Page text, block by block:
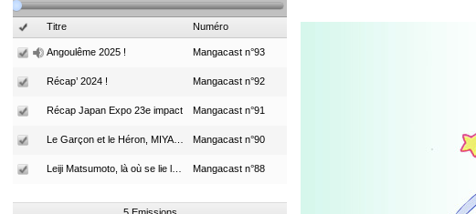
Titre Numéro
Angoulême 2025 ! Mangacast n°93
Récap’ 2024 ! Mangacast n°92
Récap Japan Expo 23e impact Mangacast n°91
Mangacast n°90
Mangacast n°88